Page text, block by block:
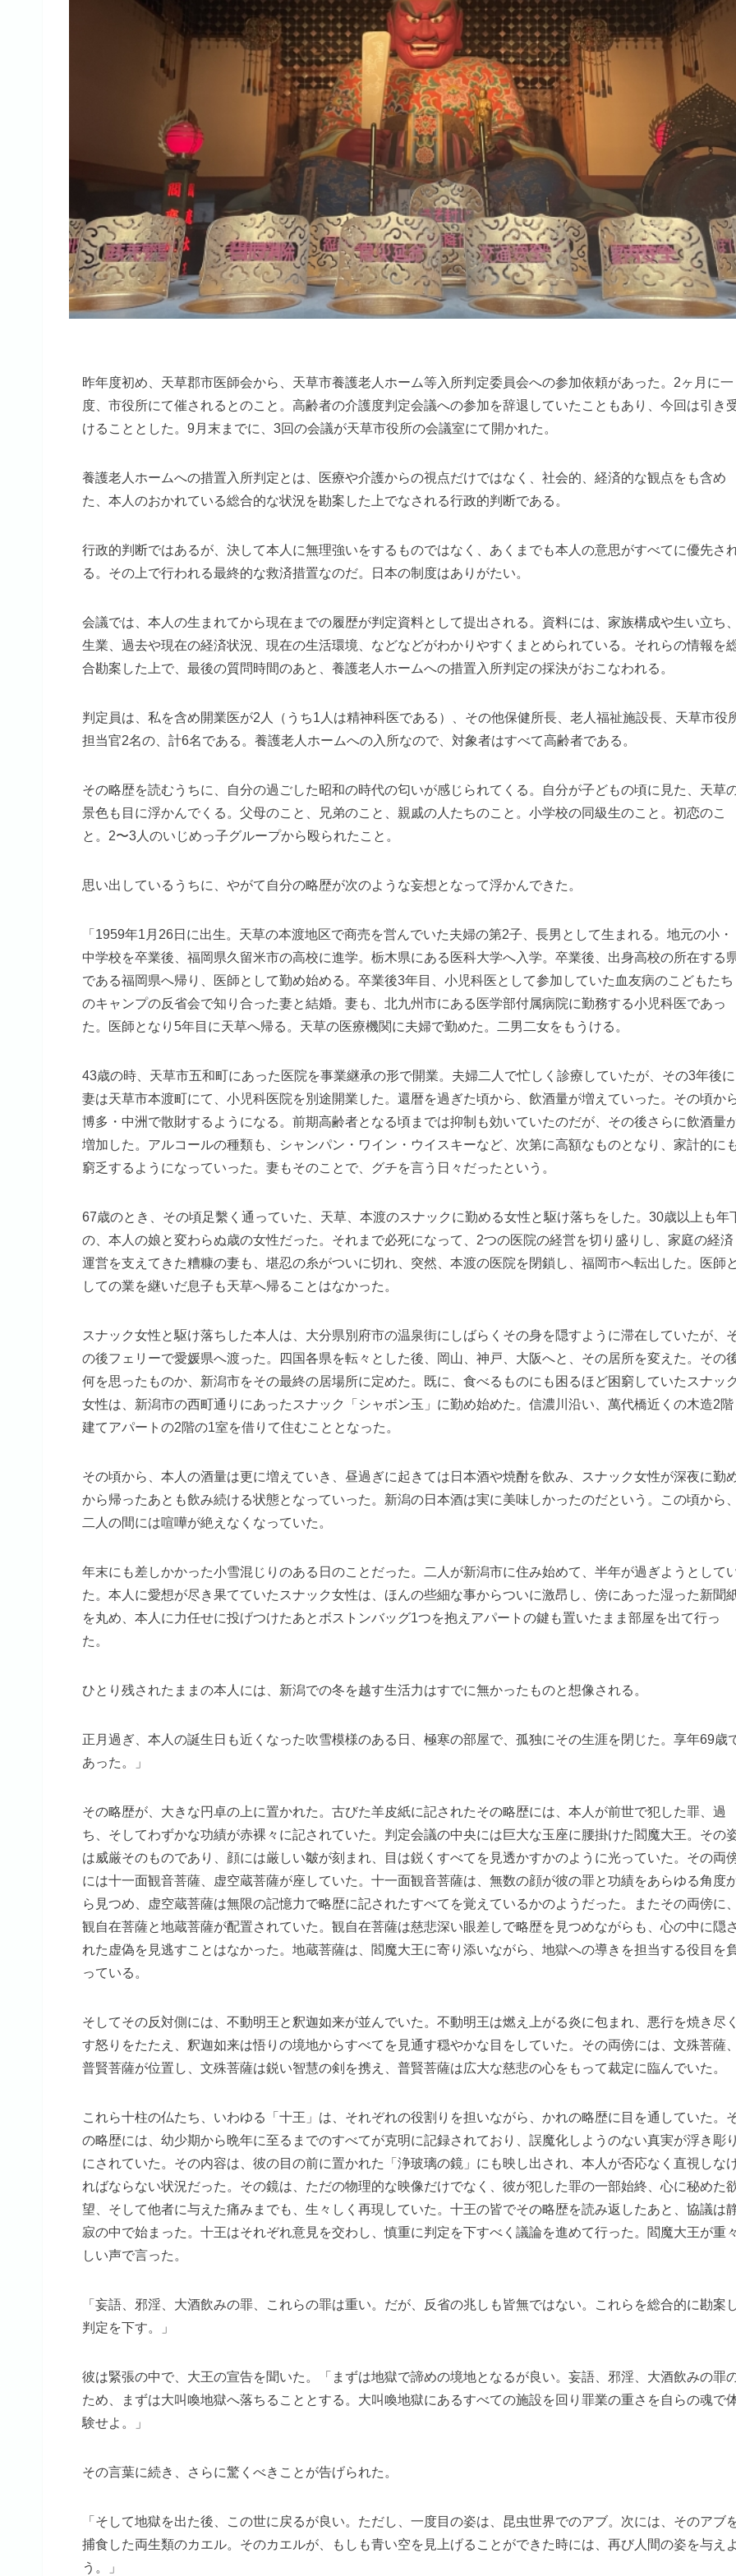
昨年度初め、天草郡市医師会から、天草市養護老人ホーム等入所判定委員会への参加依頼があった。2ヶ月に一
度、市役所にて催されるとのこと。高齢者の介護度判定会議への参加を辞退していたこともあり、今回は引き
けることとした。9月末までに、3回の会議が天草市役所の会議室にて開かれた。
養護老人ホームへの措置入所判定とは、医療や介護からの視点だけではなく、社会的、経済的な観点をも含め
た、本人のおかれている総合的な状況を勘案した上でなされる行政的判断である。
行政的判断ではあるが、決して本人に無理強いをするものではなく、あくまでも本人の意思がすべてに優先さ
る。その上で行われる最終的な救済措置なのだ。日本の制度はありがたい。
会議では、本人の生まれてから現在までの履歴が判定資料として提出される。資料には、家族構成や生い立ち、
生業、過去や現在の経済状況、現在の生活環境、などなどがわかりやすくまとめられている。それらの情報を
合勘案した上で、最後の質問時間のあと、養護老人ホームへの措置入所判定の採決がおこなわれる。
判定員は、私を含め開業医が2人（うち1人は精神科医である）、その他保健所長、老人福祉施設長、天草市役
担当官2名の、計6名である。養護老人ホームへの入所なので、対象者はすべて高齢者である。
その略歴を読むうちに、自分の過ごした昭和の時代の匂いが感じられてくる。自分が子どもの頃に見た、天草
景色も目に浮かんでくる。父母のこと、兄弟のこと、親戚の人たちのこと。小学校の同級生のこと。初恋のこ
と。2〜3人のいじめっ子グループから殴られたこと。
思い出しているうちに、やがて自分の略歴が次のような妄想となって浮かんできた。
「1959年1月26日に出生。天草の本渡地区で商売を営んでいた夫婦の第2子、長男として生まれる。地元の小・
中学校を卒業後、福岡県久留米市の高校に進学。栃木県にある医科大学へ入学。卒業後、出身高校の所在する
である福岡県へ帰り、医師として勤め始める。卒業後3年目、小児科医として参加していた血友病のこどもたち
のキャンプの反省会で知り合った妻と結婚。妻も、北九州市にある医学部付属病院に勤務する小児科医であっ
た。医師となり5年目に天草へ帰る。天草の医療機関に夫婦で勤めた。二男二女をもうける。
43歳の時、天草市五和町にあった医院を事業継承の形で開業。夫婦二人で忙しく診療していたが、その3年後に
妻は天草市本渡町にて、小児科医院を別途開業した。還暦を過ぎた頃から、飲酒量が増えていった。その頃か
博多・中洲で散財するようになる。前期高齢者となる頃までは抑制も効いていたのだが、その後さらに飲酒量
増加した。アルコールの種類も、シャンパン・ワイン・ウイスキーなど、次第に高額なものとなり、家計的に
窮乏するようになっていった。妻もそのことで、グチを言う日々だったという。
67歳のとき、その頃足繫く通っていた、天草、本渡のスナックに勤める女性と駆け落ちをした。30歳以上も年
の、本人の娘と変わらぬ歳の女性だった。それまで必死になって、2つの医院の経営を切り盛りし、家庭の経済
運営を支えてきた糟糠の妻も、堪忍の糸がついに切れ、突然、本渡の医院を閉鎖し、福岡市へ転出した。医師と
しての業を継いだ息子も天草へ帰ることはなかった。
スナック女性と駆け落ちした本人は、大分県別府市の温泉街にしばらくその身を隠すように滞在していたが、
の後フェリーで愛媛県へ渡った。四国各県を転々とした後、岡山、神戸、大阪へと、その居所を変えた。その
何を思ったものか、新潟市をその最終の居場所に定めた。既に、食べるものにも困るほど困窮していたスナック
女性は、新潟市の西町通りにあったスナック「シャボン玉」に勤め始めた。信濃川沿い、萬代橋近くの木造2階
建てアパートの2階の1室を借りて住むこととなった。
その頃から、本人の酒量は更に増えていき、昼過ぎに起きては日本酒や焼酎を飲み、スナック女性が深夜に勤
から帰ったあとも飲み続ける状態となっていった。新潟の日本酒は実に美味しかったのだという。この頃から、
二人の間には喧嘩が絶えなくなっていた。
年末にも差しかかった小雪混じりのある日のことだった。二人が新潟市に住み始めて、半年が過ぎようとして
た。本人に愛想が尽き果てていたスナック女性は、ほんの些細な事からついに激昂し、傍にあった湿った新聞
を丸め、本人に力任せに投げつけたあとボストンバッグ1つを抱えアパートの鍵も置いたまま部屋を出て行っ
た。
ひとり残されたままの本人には、新潟での冬を越す生活力はすでに無かったものと想像される。
正月過ぎ、本人の誕生日も近くなった吹雪模様のある日、極寒の部屋で、孤独にその生涯を閉じた。享年69歳
あった。」
その略歴が、大きな円卓の上に置かれた。古びた羊皮紙に記されたその略歴には、本人が前世で犯した罪、過
ち、そしてわずかな功績が赤裸々に記されていた。判定会議の中央には巨大な玉座に腰掛けた閻魔大王。その
は威厳そのものであり、顔には厳しい皺が刻まれ、目は鋭くすべてを見透かすかのように光っていた。その両
には十一面観音菩薩、虚空蔵菩薩が座していた。十一面観音菩薩は、無数の顔が彼の罪と功績をあらゆる角度
ら見つめ、虚空蔵菩薩は無限の記憶力で略歴に記されたすべてを覚えているかのようだった。またその両傍に、
観自在菩薩と地蔵菩薩が配置されていた。観自在菩薩は慈悲深い眼差しで略歴を見つめながらも、心の中に隠さ
れた虚偽を見逃すことはなかった。地蔵菩薩は、閻魔大王に寄り添いながら、地獄への導きを担当する役目を
っている。
そしてその反対側には、不動明王と釈迦如来が並んでいた。不動明王は燃え上がる炎に包まれ、悪行を焼き尽く
す怒りをたたえ、釈迦如来は悟りの境地からすべてを見通す穏やかな目をしていた。その両傍には、文殊菩薩、
普賢菩薩が位置し、文殊菩薩は鋭い智慧の剣を携え、普賢菩薩は広大な慈悲の心をもって裁定に臨んでいた。
これら十柱の仏たち、いわゆる「十王」は、それぞれの役割りを担いながら、かれの略歴に目を通していた。
の略歴には、幼少期から晩年に至るまでのすべてが克明に記録されており、誤魔化しようのない真実が浮き彫り
にされていた。その内容は、彼の目の前に置かれた「浄玻璃の鏡」にも映し出され、本人が否応なく直視しな
ればならない状況だった。その鏡は、ただの物理的な映像だけでなく、彼が犯した罪の一部始終、心に秘めた
望、そして他者に与えた痛みまでも、生々しく再現していた。十王の皆でその略歴を読み返したあと、協議は
寂の中で始まった。十王はそれぞれ意見を交わし、慎重に判定を下すべく議論を進めて行った。閻魔大王が重々
しい声で言った。
「妄語、邪淫、大酒飲みの罪、これらの罪は重い。だが、反省の兆しも皆無ではない。これらを総合的に勘案
判定を下す。」
彼は緊張の中で、大王の宣告を聞いた。「まずは地獄で諦めの境地となるが良い。妄語、邪淫、大酒飲みの罪
ため、まずは大叫喚地獄へ落ちることとする。大叫喚地獄にあるすべての施設を回り罪業の重さを自らの魂で
験せよ。」
その言葉に続き、さらに驚くべきことが告げられた。
「そして地獄を出た後、この世に戻るが良い。ただし、一度目の姿は、昆虫世界でのアブ。次には、そのアブ
捕食した両生類のカエル。そのカエルが、もしも青い空を見上げることができた時には、再び人間の姿を与えよ
う。」